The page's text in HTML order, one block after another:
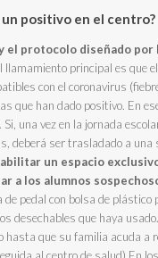
un positivo en el centro?
el protocolo diseñado por
llamamiento principal es que
con el coronavirus
que han dado positivo. En
una vez en la jornada
deberá ser trasladado a una
un espacio
a los alumnos
de pedal con bolsa de
desechables que haya
hasta que su familia acuda a
al centro de salud).En